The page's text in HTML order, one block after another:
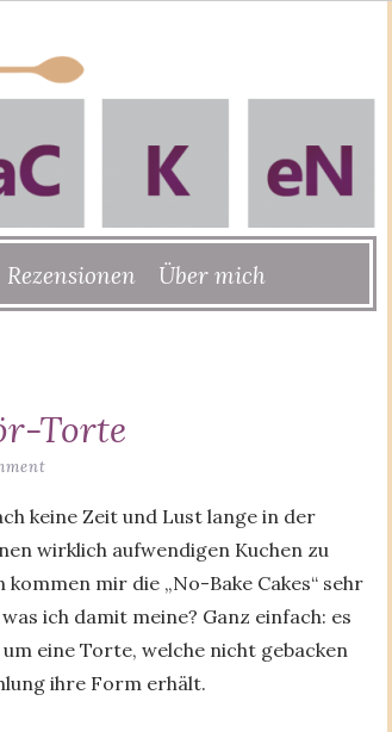
Rezensionen Über mich
Torte
keine Zeit und Lust lange in der
wirklich aufwendigen Kuchen zu
kommen mir die „No-Bake Cakes“ sehr
ich damit meine? Ganz einfach: es
eine Torte, welche nicht gebacken
ihre Form erhält.